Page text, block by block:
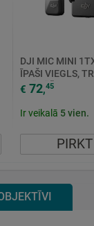
DJI MIC MINI
ĪPAŠI VIEGLS,
SLĀPĒŠANA,
MIKROFONS...
€ 72,45
Ir veikalā 5 vien.
PIRKT